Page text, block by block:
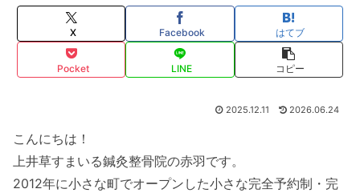
X Facebook はてブ
Pocket LINE コピー
2025.12.11 2026.06.24
こんにちは！
上井草すまいる鍼灸整骨院の赤羽です。
2012年に小さな町でオープンした小さな完全予約制・完